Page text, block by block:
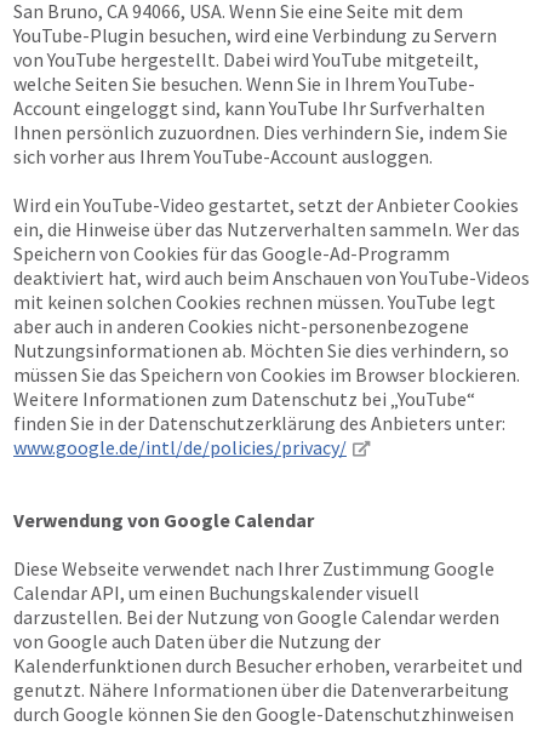
San Bruno, CA 94066, USA. Wenn Sie eine Seite mit dem
YouTube-Plugin besuchen, wird eine Verbindung zu Servern
von YouTube hergestellt. Dabei wird YouTube mitgeteilt,
welche Seiten Sie besuchen. Wenn Sie in Ihrem YouTube-
Account eingeloggt sind, kann YouTube Ihr Surfverhalten
Ihnen persönlich zuzuordnen. Dies verhindern Sie, indem Sie
sich vorher aus Ihrem YouTube-Account ausloggen.
Wird ein YouTube-Video gestartet, setzt der Anbieter Cookies
ein, die Hinweise über das Nutzerverhalten sammeln. Wer das
Speichern von Cookies für das Google-Ad-Programm
deaktiviert hat, wird auch beim Anschauen von YouTube-Videos
mit keinen solchen Cookies rechnen müssen. YouTube legt
aber auch in anderen Cookies nicht-personenbezogene
Nutzungsinformationen ab. Möchten Sie dies verhindern, so
müssen Sie das Speichern von Cookies im Browser blockieren.
Weitere Informationen zum Datenschutz bei „YouTube“
finden Sie in der Datenschutzerklärung des Anbieters unter:
www.google.de/intl/de/policies/privacy/
Verwendung von Google Calendar
Diese Webseite verwendet nach Ihrer Zustimmung Google
Calendar API, um einen Buchungskalender visuell
darzustellen. Bei der Nutzung von Google Calendar werden
von Google auch Daten über die Nutzung der
Kalenderfunktionen durch Besucher erhoben, verarbeitet und
genutzt. Nähere Informationen über die Datenverarbeitung
durch Google können Sie den Google-Datenschutzhinweisen